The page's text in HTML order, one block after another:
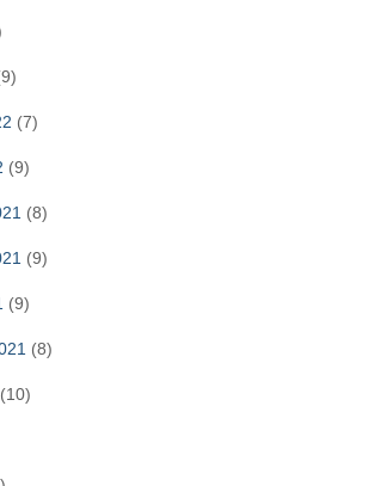
(7)
(9)
(8)
(9)
(9)
(8)
(10)